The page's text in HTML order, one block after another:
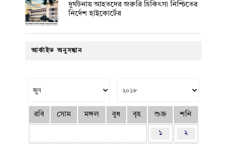
দুর্ঘটনায় আহতদের জরুরি চিকিৎসা নিশ্চিতের
নির্দেশ হাইকোর্টের
আর্কাইভ অনুসন্ধান
রবি সোম মঙ্গল বুধ বৃহ শুক্র শনি
১ ২